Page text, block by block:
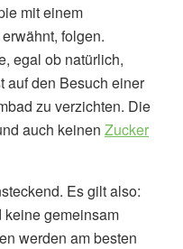
mit einem
folgen.
egal ob natürlich,
auf den Besuch einer
zu verzichten. Die
auch keinen Zucker
Es gilt also:
gemeinsam
werden am besten